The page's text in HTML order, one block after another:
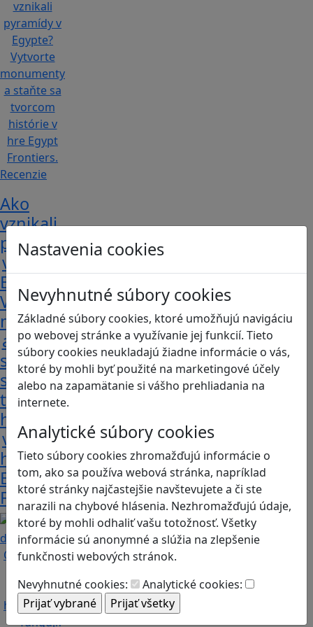
Nastavenia cookies
Nevyhnutné súbory cookies
Základné súbory cookies, ktoré umožňujú navigáciu
po webovej stránke a využívanie jej funkcií. Tieto
súbory cookies neukladajú žiadne informácie o vás,
ktoré by mohli byť použité na marketingové účely
alebo na zapamätanie si vášho prehliadania na
internete.
Analytické súbory cookies
Tieto súbory cookies zhromažďujú informácie o
tom, ako sa používa webová stránka, napríklad
ktoré stránky najčastejšie navštevujete a či ste
narazili na chybové hlásenia. Nezhromažďujú údaje,
ktoré by mohli odhaliť vašu totožnosť. Všetky
informácie sú anonymné a slúžia na zlepšenie
funkčnosti webových stránok.
Nevyhnutné cookies:
Analytické cookies:
Recenzie
Ako
vznikali
pyramídy
v
Egypte?
Vytvorte
monumenty
a
staňte
sa
tvorcom
histórie
v
hre
Egypt
Frontiers.